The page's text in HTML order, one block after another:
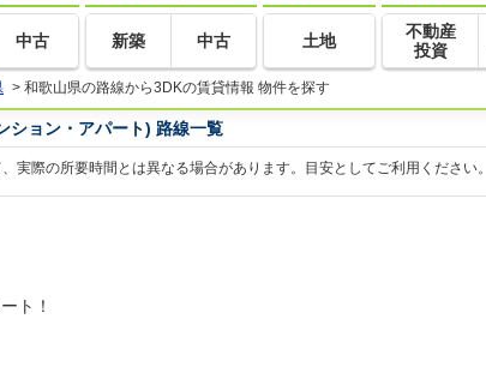
中古 新築 中古 土地
不動産
投資
> 和歌山県の路線から3DKの賃貸情報 物件を探す
ション・アパート) 路線一覧
実際の所要時間とは異なる場合があります。目安としてご利用ください。
ト！